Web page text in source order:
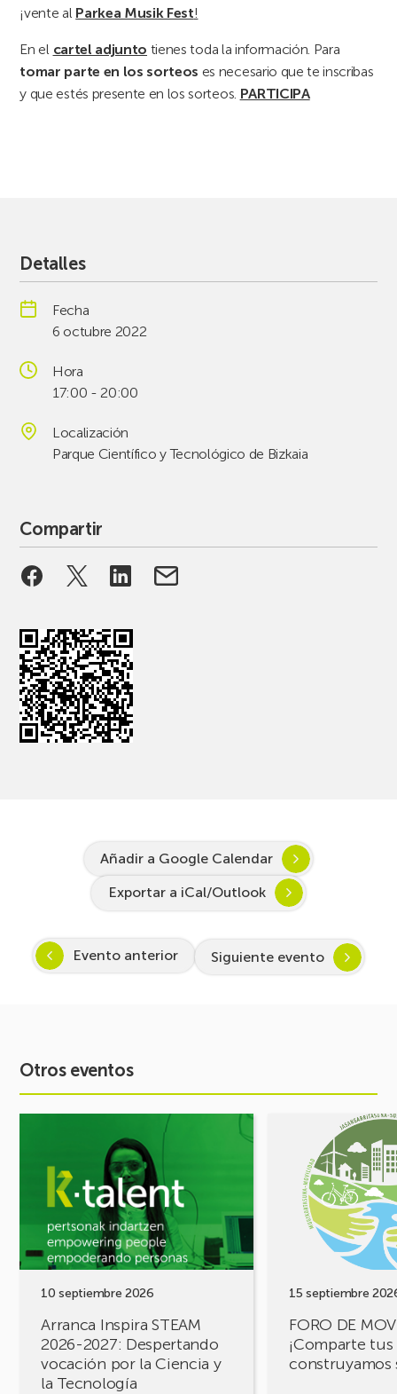
¡vente al Parkea Musik Fest!
En el cartel adjunto tienes toda la información. Para
tomar parte en los sorteos es necesario que te inscribas
y que estés presente en los sorteos. PARTICIPA
Detalles
Fecha
6 octubre 2022
Hora
17:00 - 20:00
Localización
Parque Científico y Tecnológico de Bizkaia
Compartir
Añadir a Google Calendar
Exportar a iCal/Outlook
Evento anterior Siguiente evento
Otros eventos
10 septiembre 2026
Arranca Inspira STEAM
2026-2027: Despertando
vocación por la Ciencia y
la Tecnología
STEAM
2027:
Despertando
vocación
Ciencia
Tecnología
15 septiembre
FORO DE
¡Comparte
construyamos
MOVILIDAD
¡Comparte
soluciones!